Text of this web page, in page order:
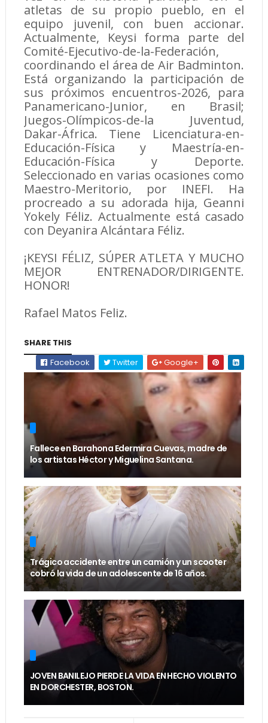
atletas de su propio pueblo, en el
equipo juvenil, con buen accionar.
Actualmente, Keysi forma parte del
Comité-Ejecutivo-de-la-Federación,
coordinando el área de Air Badminton.
Está organizando la participación de
sus próximos encuentros-2026, para
Panamericano-Junior, en Brasil;
Juegos-Olímpicos-de-la Juventud,
Dakar-África. Tiene Licenciatura-en-
Educación-Física y Maestría-en-
Educación-Física y Deporte.
Seleccionado en varias ocasiones como
Maestro-Meritorio, por INEFI. Ha
procreado a su adorada hija, Geanni
Yokely Féliz. Actualmente está casado
con Deyanira Alcántara Féliz.
¡KEYSI FÉLIZ, SÚPER ATLETA Y MUCHO
MEJOR ENTRENADOR/DIRIGENTE.
HONOR!
Rafael Matos Feliz.
SHARE THIS
Facebook
Twitter Google+
Fallece en Barahona Edermira Cuevas, madre de
los artistas Héctor y Miguelina Santana.
Trágico accidente entre un camión y un scooter
cobró la vida de un adolescente de 16 años.
JOVEN BANILEJO PIERDE LA VIDA EN HECHO VIOLENTO
EN DORCHESTER, BOSTON.